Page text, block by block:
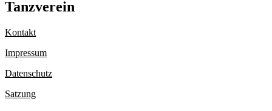
Tanzverein
Kontakt
Impressum
Datenschutz
Satzung